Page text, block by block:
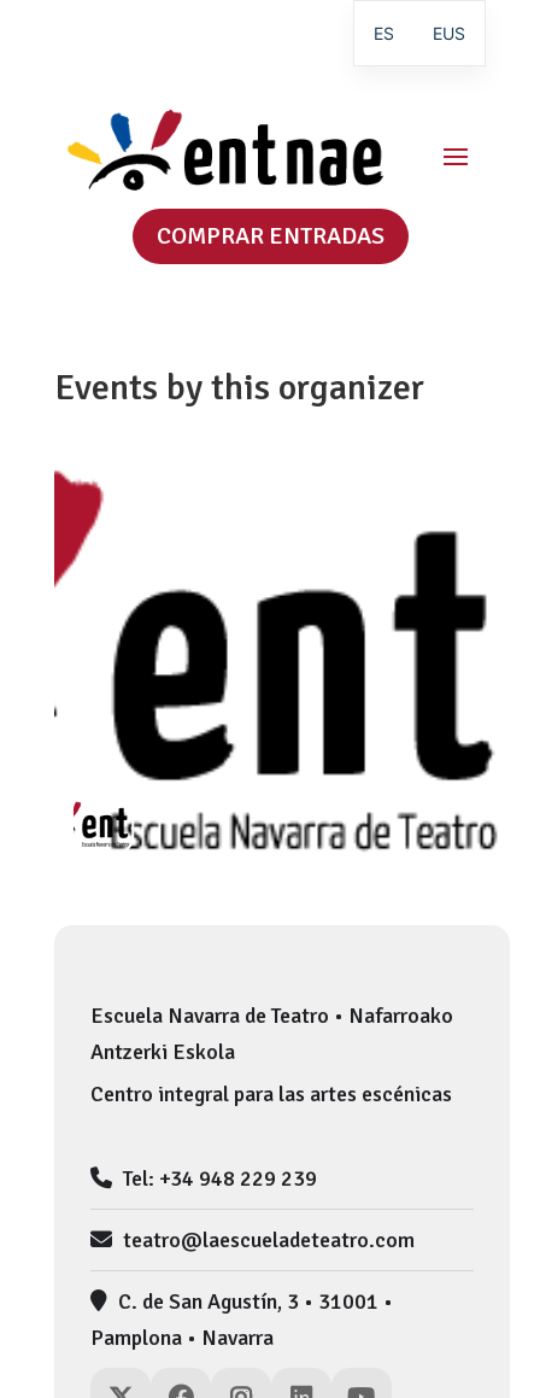
COMPRAR ENTRADAS
Events by this organizer
Escuela Navarra de Teatro • Nafarroako
Antzerki Eskola
Centro integral para las artes escénicas
Tel: +34 948 229 239
teatro@laescueladeteatro.com
C. de San Agustín, 3 • 31001 •
Pamplona • Navarra
ES EUS